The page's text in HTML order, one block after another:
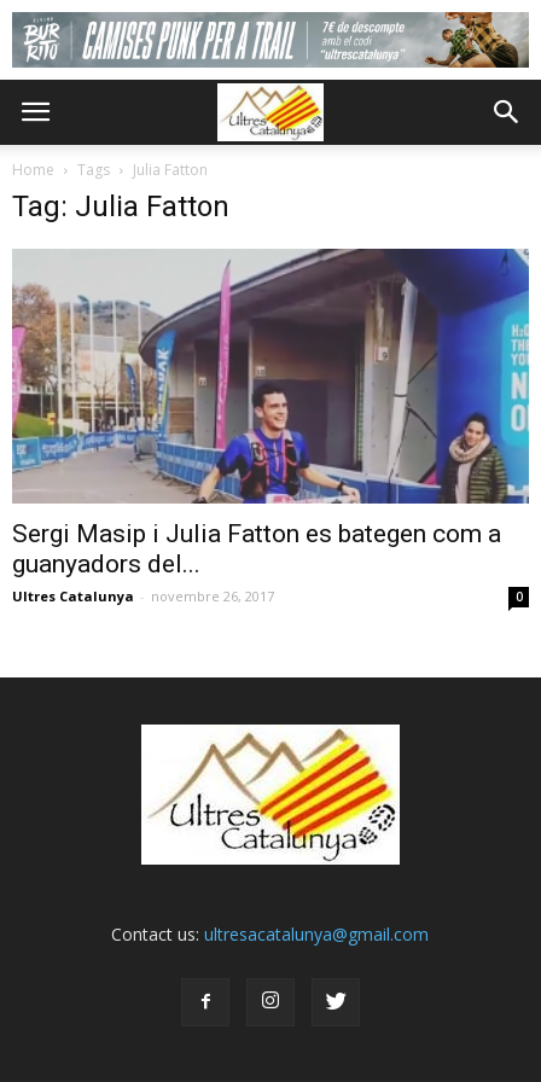
Home Tags Julia Fatton
Tag: Julia Fatton
Sergi Masip i Julia Fatton es bategen com a
guanyadors del...
Ultres Catalunya - novembre 26, 2017 0
Contact us:ultresacatalunya@gmail.com